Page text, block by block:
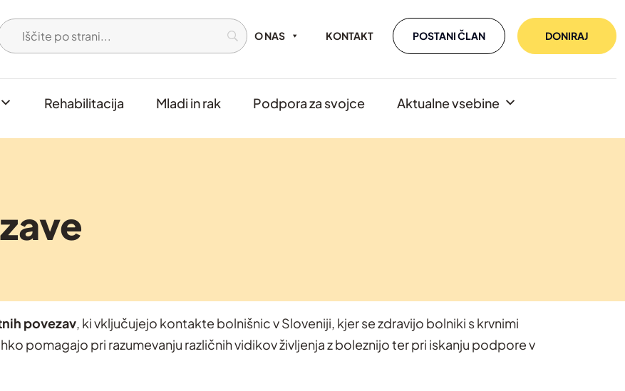
O NAS KONTAKT POSTANI ČLAN DONIRAJ
Rehabilitacija Mladi in rak Podpora za svojce Aktualne vsebine
povezav, ki vključujejo kontakte bolnišnic v Sloveniji, kjer se zdravijo bolniki s krvnimi
pomagajo pri razumevanju različnih vidikov življenja z boleznijo ter pri iskanju podpore v